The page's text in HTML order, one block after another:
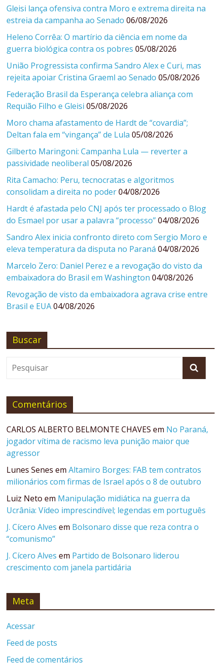
Gleisi lança ofensiva contra Moro e extrema direita na
estreia da campanha ao Senado 06/08/2026
Heleno Corrêa: O martírio da ciência em nome da
guerra biológica contra os pobres 05/08/2026
União Progressista confirma Sandro Alex e Curi, mas
rejeita apoiar Cristina Graeml ao Senado 05/08/2026
Federação Brasil da Esperança celebra aliança com
Requião Filho e Gleisi 05/08/2026
Moro chama afastamento de Hardt de “covardia”;
Deltan fala em “vingança” de Lula 05/08/2026
Gilberto Maringoni: Campanha Lula — reverter a
passividade neoliberal 05/08/2026
Rita Camacho: Peru, tecnocratas e algoritmos
consolidam a direita no poder 04/08/2026
Hardt é afastada pelo CNJ após ter processado o Blog
do Esmael por usar a palavra “processo” 04/08/2026
Sandro Alex inicia confronto direto com Sergio Moro e
eleva temperatura da disputa no Paraná 04/08/2026
Marcelo Zero: Daniel Perez e a revogação do visto da
embaixadora do Brasil em Washington 04/08/2026
Revogação de visto da embaixadora agrava crise entre
Brasil e EUA 04/08/2026
Buscar
Comentários
CARLOS ALBERTO BELMONTE CHAVES em No Paraná,
jogador vítima de racismo leva punição maior que
agressor
Lunes Senes emAltamiro Borges: FAB tem contratos
milionários com firmas de Israel após o 8 de outubro
Luiz Neto em Manipulação midiática na guerra da
Ucrânia: Vídeo imprescindível; legendas em português
J. Cícero Alves em Bolsonaro disse que reza contra o
“comunismo”
J. Cícero Alves em Partido de Bolsonaro liderou
crescimento com janela partidária
Meta
Acessar
Feed de posts
Feed de comentários